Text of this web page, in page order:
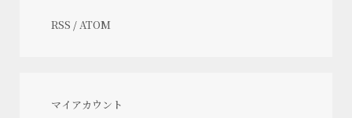
RSS / ATOM
マイアカウント